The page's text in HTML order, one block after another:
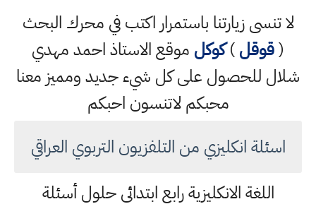
لا تنسى زيارتنا باستمرار اكتب في محرك البحث
(قوقل)كوكل موقع الاستاذ احمد مهدي
شلال للحصول على كل شيء جديد ومميز معنا
محبكم لاتنسون احبكم
اسئلة انكليزي من التلفزيون التربوي العراقي
اللغة الانكليزية رابع ابتدائي حلول أسئلة